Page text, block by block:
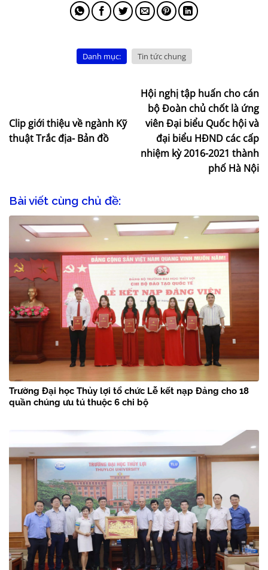
Danh mục: Tin tức chung
Clip giới thiệu về ngành Kỹ
thuật Trắc địa- Bản đồ
Hội nghị tập huấn cho cán
bộ Đoàn chủ chốt là ứng
viên Đại biểu Quốc hội và
đại biểu HĐND các cấp
nhiệm kỳ 2016-2021 thành
phố Hà Nội
Bài viết cùng chủ đề:
Trường Đại học Thủy lợi tổ chức Lễ kết nạp Đảng cho 18
quần chúng ưu tú thuộc 6 chi bộ